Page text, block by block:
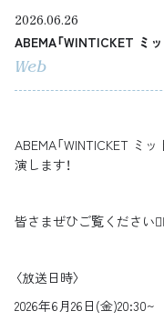
2026.06.26
ABEMA「WINTICKET ミ
Web
ABEMA「WINTICKET ミ
演します！
皆さまぜひご覧ください
〈放送日時〉
2026年6月26日(金)20:30~